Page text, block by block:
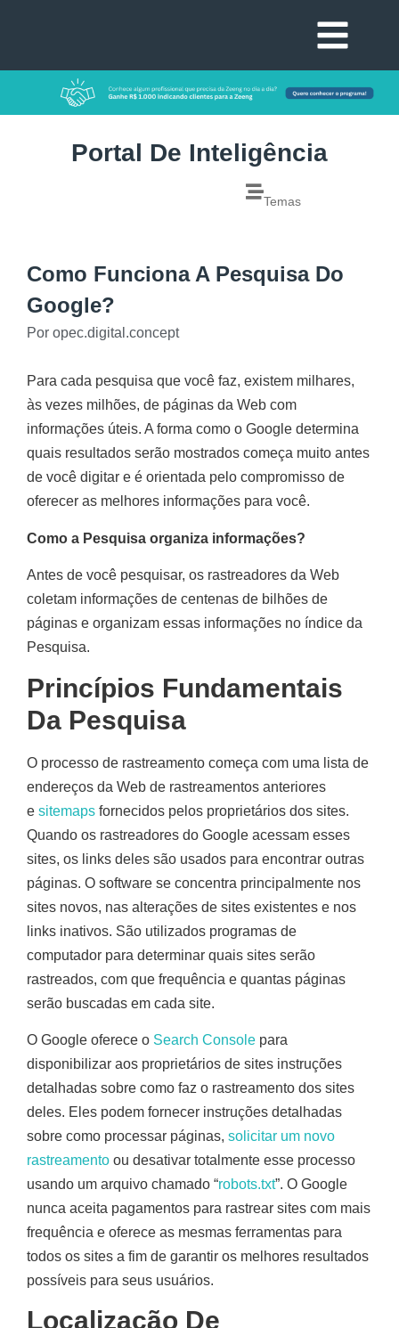
Portal De Inteligência
Temas
Como Funciona A Pesquisa Do
Google?
Por opec.digital.concept
Para cada pesquisa que você faz, existem milhares,
às vezes milhões, de páginas da Web com
informações úteis. A forma como o Google determina
quais resultados serão mostrados começa muito antes
de você digitar e é orientada pelo compromisso de
oferecer as melhores informações para você.
Como a Pesquisa organiza informações?
Antes de você pesquisar, os rastreadores da Web
coletam informações de centenas de bilhões de
páginas e organizam essas informações no índice da
Pesquisa.
Princípios Fundamentais
Da Pesquisa
O processo de rastreamento começa com uma lista de
endereços da Web de rastreamentos anteriores
e sitemaps fornecidos pelos proprietários dos sites.
Quando os rastreadores do Google acessam esses
sites, os links deles são usados para encontrar outras
páginas. O software se concentra principalmente nos
sites novos, nas alterações de sites existentes e nos
links inativos. São utilizados programas de
computador para determinar quais sites serão
rastreados, com que frequência e quantas páginas
serão buscadas em cada site.
O Google oferece o Search Console para
disponibilizar aos proprietários de sites instruções
detalhadas sobre como faz o rastreamento dos sites
deles. Eles podem fornecer instruções detalhadas
sobre como processar páginas, solicitar um novo
rastreamento ou desativar totalmente esse processo
usando um arquivo chamado “robots.txt”. O Google
nunca aceita pagamentos para rastrear sites com mais
frequência e oferece as mesmas ferramentas para
todos os sites a fim de garantir os melhores resultados
possíveis para seus usuários.
Localização De